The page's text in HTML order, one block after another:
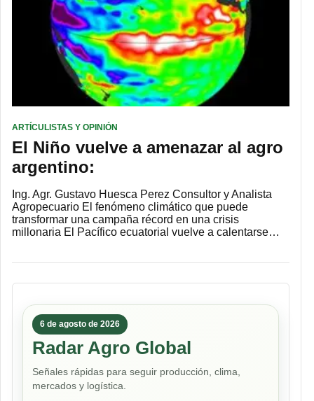
ARTÍCULISTAS Y OPINIÓN
El Niño vuelve a amenazar al agro
argentino:
Ing. Agr. Gustavo Huesca Perez Consultor y Analista
Agropecuario El fenómeno climático que puede
transformar una campaña récord en una crisis
millonaria El Pacífico ecuatorial vuelve a calentarse…
6 de agosto de 2026
Radar Agro Global
Señales rápidas para seguir producción, clima,
mercados y logística.